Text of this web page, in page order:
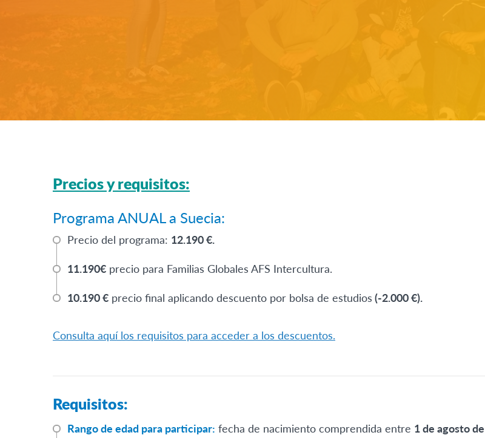
Precios y requisitos:
Programa ANUAL a Suecia:
Precio del programa: 12.190 €.
11.190€precio para Familias Globales AFS Intercultura.
10.190 €precio final aplicando descuento por bolsa de estudios (-2.000 €).
Consulta aquí los requisitos para acceder a los descuentos.
Requisitos:
Rango de edad para participar: fecha de nacimiento comprendida entre 1 de agosto de